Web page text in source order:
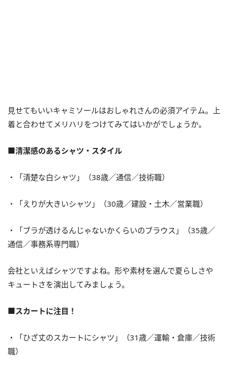
見せてもいいキャミソールはおしゃれさんの必須アイテム。上
着と合わせてメリハリをつけてみてはいかがでしょうか。
■清潔感のあるシャツ・スタイル
・「清楚な白シャツ」（38歳／通信／技術職）
・「えりが大きいシャツ」（30歳／建設・土木／営業職）
・「ブラが透けるんじゃないかくらいのブラウス」（35歳／
通信／事務系専門職）
会社といえばシャツですよね。形や素材を選んで夏らしさや
キュートさを演出してみましょう。
■スカートに注目！
・「ひざ丈のスカートにシャツ」（31歳／運輸・倉庫／技術
職）